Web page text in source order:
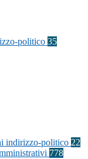
politico 35
indirizzo-politico 22
778